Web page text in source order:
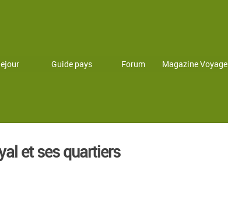
Guide pays Forum Magazine Voyage
et ses quartiers